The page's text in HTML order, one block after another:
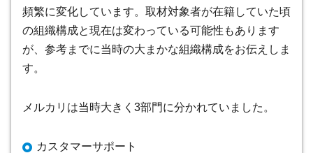
頻繁に変化しています。取材対象者が在籍していた頃
の組織構成と現在は変わっている可能性もあります
が、参考までに当時の大まかな組織構成をお伝えしま
す。
メルカリは当時大きく3部門に分かれていました。
カスタマーサポート